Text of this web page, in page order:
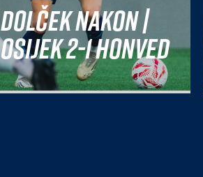
Dolček nakon |
Osijek 2-1 Honved